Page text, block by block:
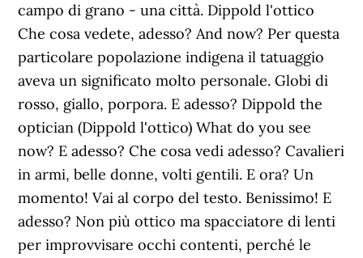
campo di grano - una città. Dippold l'ottico
Che cosa vedete, adesso? And now? Per questa
particolare popolazione indigena il tatuaggio
aveva un significato molto personale. Globi di
rosso, giallo, porpora. E adesso? Dippold the
optician (Dippold l'ottico) What do you see
now? E adesso? Che cosa vedi adesso? Cavalieri
in armi, belle donne, volti gentili. E ora? Un
momento! Vai al corpo del testo. Benissimo! E
adesso? Non più ottico ma spacciatore di lenti
per improvvisare occhi contenti, perché le